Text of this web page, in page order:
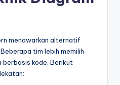
menawarkan alternatif
tim lebih memilih
berbasis kode. Berikut